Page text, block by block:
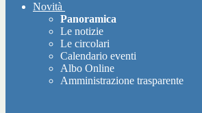
Novità
Panoramica
Le notizie
Le circolari
Calendario eventi
Albo Online
Amministrazione trasparente